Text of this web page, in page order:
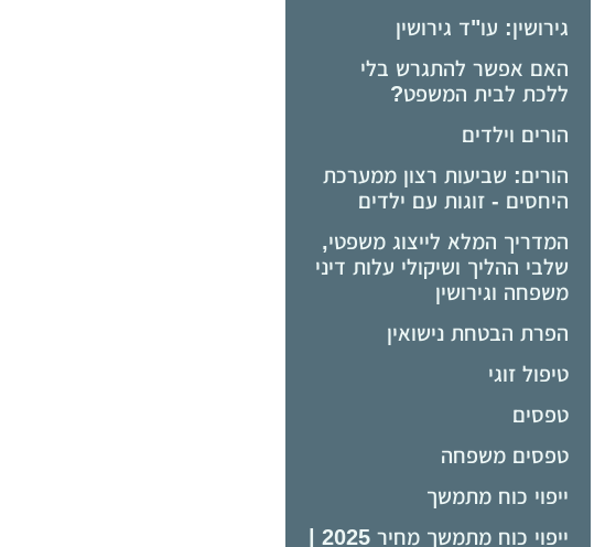
גירושין: עו"ד גירושין
האם אפשר להתגרש בלי
ללכת לבית המשפט?
הורים וילדים
הורים: שביעות רצון ממערכת
היחסים - זוגות עם ילדים
המדריך המלא לייצוג משפטי,
שלבי ההליך ושיקולי עלות דיני
משפחה וגירושין
הפרת הבטחת נישואין
טיפול זוגי
טפסים
טפסים משפחה
ייפוי כוח מתמשך